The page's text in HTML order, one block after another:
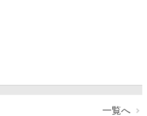
一覧へ